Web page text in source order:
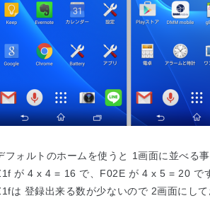
フォルトのホームを使うと 1画面に並べる
が 4 x 4 = 16 で、F02E が 4 x 5 = 20 で
は 登録出来る数が少ないので 2画面にし